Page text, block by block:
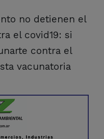
no detienen el
el covid19: si
contra el
vacunatoria